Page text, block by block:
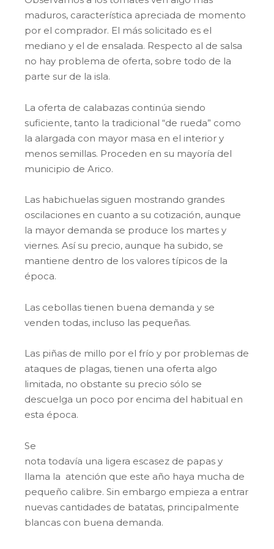
maduros, característica apreciada de momento
por el comprador. El más solicitado es el
mediano y el de ensalada. Respecto al de salsa
no hay problema de oferta, sobre todo de la
parte sur de la isla.
La oferta de calabazas continúa siendo
suficiente, tanto la tradicional “de rueda” como
la alargada con mayor masa en el interior y
menos semillas. Proceden en su mayoría del
municipio de Arico.
Las habichuelas siguen mostrando grandes
oscilaciones en cuanto a su cotización, aunque
la mayor demanda se produce los martes y
viernes. Así su precio, aunque ha subido, se
mantiene dentro de los valores típicos de la
época.
Las cebollas tienen buena demanda y se
venden todas, incluso las pequeñas.
Las piñas de millo por el frío y por problemas de
ataques de plagas, tienen una oferta algo
limitada, no obstante su precio sólo se
descuelga un poco por encima del habitual en
esta época.
Se
nota todavía una ligera escasez de papas y
llama la atención que este año haya mucha de
pequeño calibre. Sin embargo empieza a entrar
nuevas cantidades de batatas, principalmente
blancas con buena demanda.